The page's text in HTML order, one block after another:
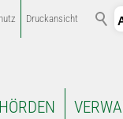
Druckansicht